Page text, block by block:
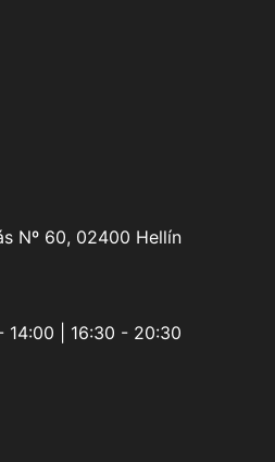
Nº 60, 02400 Hellín
14:00 | 16:30 - 20:30